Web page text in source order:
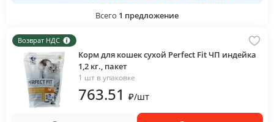
Всего 1 предложение
Возврат НДС
Корм для кошек сухой Perfect Fit ЧП индейка
1,2 кг., пакет
1 шт в упаковке
763.51 ₽/шт